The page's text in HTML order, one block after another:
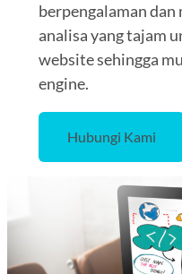
berpengalaman
analisa yang tajam
website sehingga
engine.
Hubungi Kami